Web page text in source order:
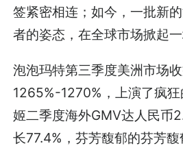
签紧密相连；如今，一批新
者的姿态，在全球市场掀起一
泡泡玛特第三季度美洲市场
1265%-1270%，上演了疯狂
姬二季度海外GMV达人民币
长77.4%，芬芳馥郁的芬芳